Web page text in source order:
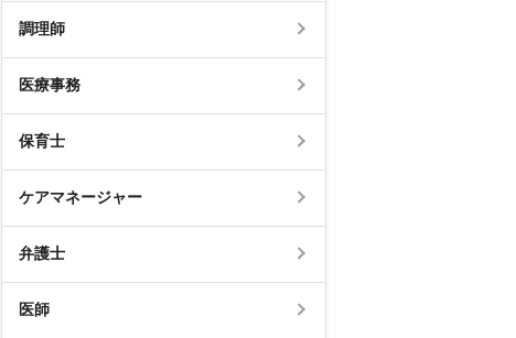
調理師
医療事務
保育士
ケアマネージャー
弁護士
医師